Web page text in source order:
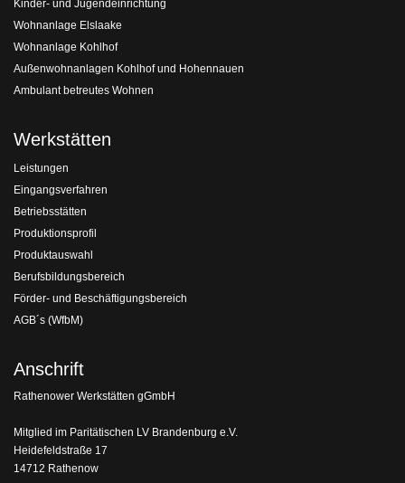
Kinder- und Jugendeinrichtung
Wohnanlage Elslaake
Wohnanlage Kohlhof
Außenwohnanlagen Kohlhof und Hohennauen
Ambulant betreutes Wohnen
Werkstätten
Leistungen
Eingangsverfahren
Betriebsstätten
Produktionsprofil
Produktauswahl
Berufsbildungsbereich
Förder- und Beschäftigungsbereich
AGB´s (WfbM)
Anschrift
Rathenower Werkstätten gGmbH
Mitglied im Paritätischen LV Brandenburg e.V.
Heidefeldstraße 17
14712 Rathenow